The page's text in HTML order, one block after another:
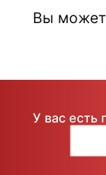
Вы
У вас есть